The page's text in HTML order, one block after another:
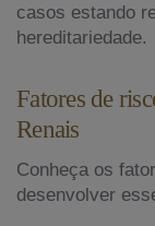
casos estando
hereditariedade.
Fatores de
Renais
Conheça os
desenvolver